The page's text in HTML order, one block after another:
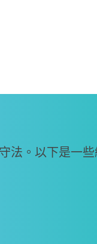
法。以下是一